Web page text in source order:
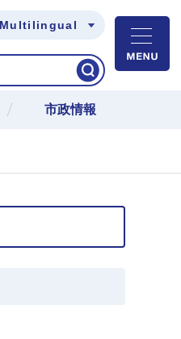
Multilingual
市政情報